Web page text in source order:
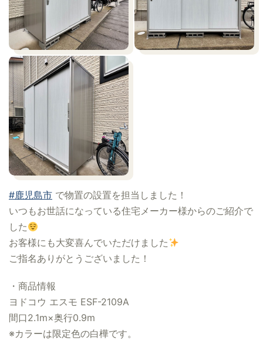
#鹿児島市 で物置の設置を担当しました！
いつもお世話になっている住宅メーカー様からのご紹介で
した
お客様にも大変喜んでいただけました
ご指名ありがとうございました！
・商品情報
ヨドコウ エスモ ESF-2109A
間口2.1m×奥行0.9m
※カラーは限定色の白樺です。